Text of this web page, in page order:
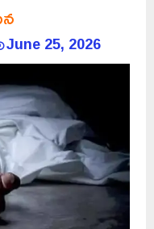
June 25, 2026